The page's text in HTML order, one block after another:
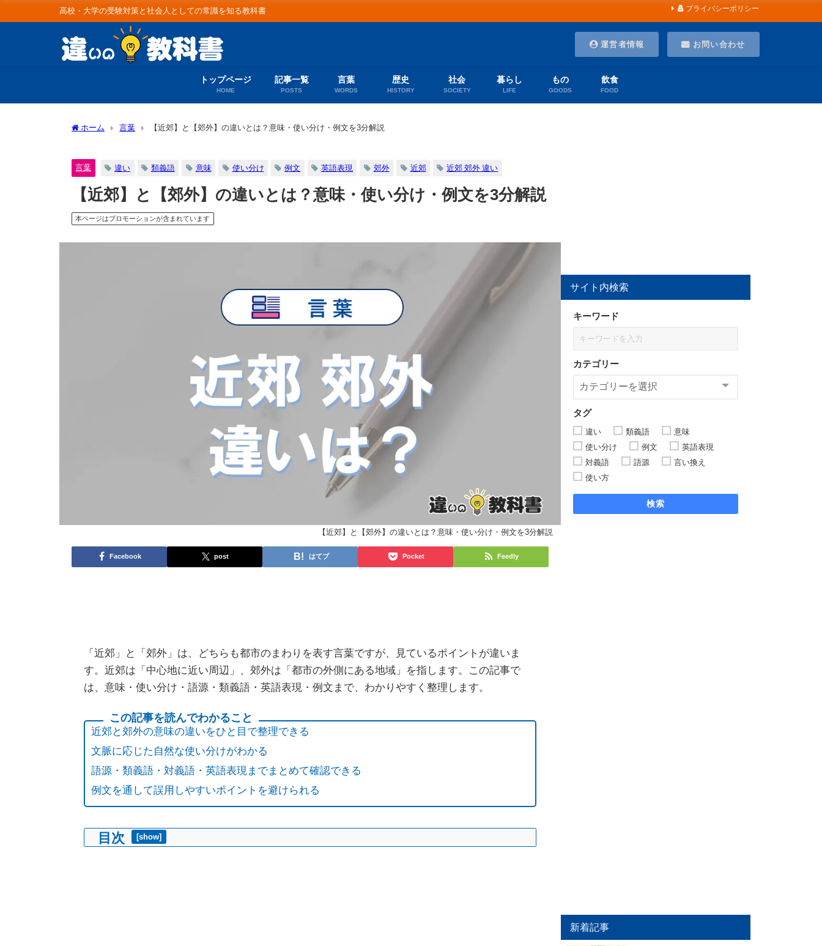
高校・大学の受験対策と社会人としての常識を知る教科書 プライバシーポリシー
運営者情報 お問い合わせ
トップページ
HOME
記事一覧
POSTS
言葉
WORDS
歴史
HISTORY
社会
SOCIETY
暮らし
LIFE
もの
GOODS
飲食
FOOD
ホーム 言葉 【近郊】と【郊外】の違いとは？意味・使い分け・例文を3分解説
言葉 違い 類義語 意味 使い分け 例文 英語表現 郊外 近郊 近郊 郊外 違い
【近郊】と【郊外】の違いとは？意味・使い分け・例文を3分解説
本ページはプロモーションが含まれています
【近郊】と【郊外】の違いとは？意味・使い分け・例文を3分解説
Facebook post はてブ Pocket Feedly
「近郊」と「郊外」は、どちらも都市のまわりを表す言葉ですが、見ているポイントが違いま
す。近郊は「中心地に近い周辺」、郊外は「都市の外側にある地域」を指します。この記事で
は、意味・使い分け・語源・類義語・英語表現・例文まで、わかりやすく整理します。
近郊と郊外の意味の違いをひと目で整理できる
文脈に応じた自然な使い分けがわかる
語源・類義語・対義語・英語表現までまとめて確認できる
例文を通して誤用しやすいポイントを避けられる
目次 [show]
サイト内検索
キーワード
カテゴリー
タグ
違い 類義語
意味
使い分け
例文
英語表現
対義語
語源
言い換え
使い方
検索
新着記事